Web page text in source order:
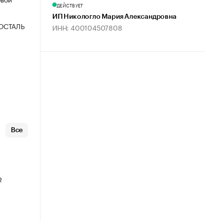
Все
ДЕЙСТВУЕТ
ИП Никологло Мария Александровна
ИНН: 400104507808